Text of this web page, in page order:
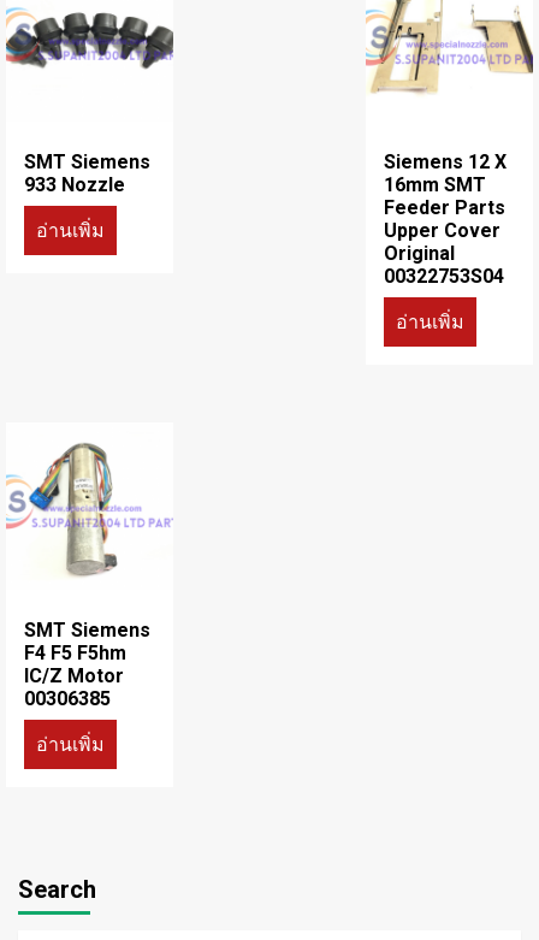
SMT Siemens
933 Nozzle
อ่านเพิ่ม
Siemens 12 X
16mm SMT
Feeder Parts
Upper Cover
Original
00322753S04
อ่านเพิ่ม
SMT Siemens
F4 F5 F5hm
IC/Z Motor
00306385
อ่านเพิ่ม
Search